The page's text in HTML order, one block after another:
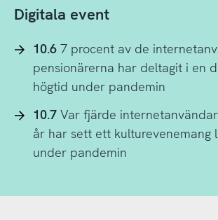
Digitala event
10.67 procent av de
pensionärerna har deltagit i en
högtid under pandemin
10.7Var fjärde
år har sett ett kulturevenemang
under pandemin